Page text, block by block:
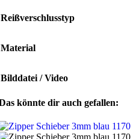
Reißverschlusstyp
Material
Bilddatei / Video
könnte dir auch gefallen: